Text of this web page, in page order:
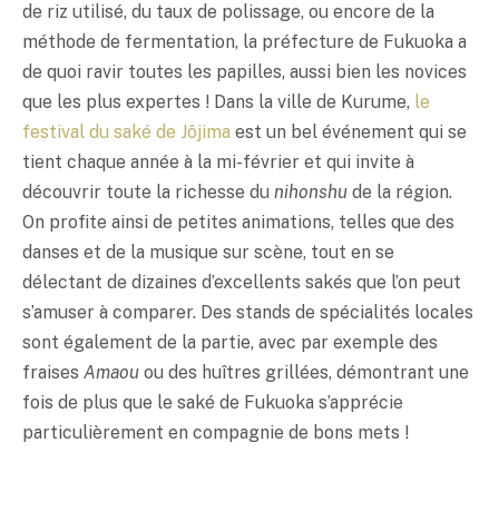
de riz utilisé, du taux de polissage, ou encore de la
méthode de fermentation, la préfecture de Fukuoka a
de quoi ravir toutes les papilles, aussi bien les novices
que les plus expertes ! Dans la ville de Kurume, le
festival du saké de Jôjima est un bel événement qui se
tient chaque année à la mi-février et qui invite à
découvrir toute la richesse du nihonshu de la région.
On profite ainsi de petites animations, telles que des
danses et de la musique sur scène, tout en se
délectant de dizaines d’excellents sakés que l’on peut
s’amuser à comparer. Des stands de spécialités locales
sont également de la partie, avec par exemple des
fraises Amaou ou des huîtres grillées, démontrant une
fois de plus que le saké de Fukuoka s’apprécie
particulièrement en compagnie de bons mets !